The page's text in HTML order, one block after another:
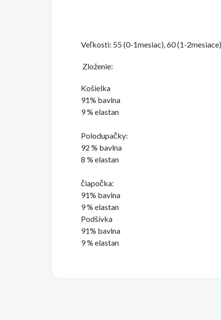
Veľkosti: 55 (0-1mesiac), 60 (1-
Zloženie:
Košielka
91% bavlna
9 % elastan
Polodupačky:
92 % bavlna
8 % elastan
čiapočka:
91% bavlna
9 % elastan
Podšívka
91% bavlna
9 % elastan